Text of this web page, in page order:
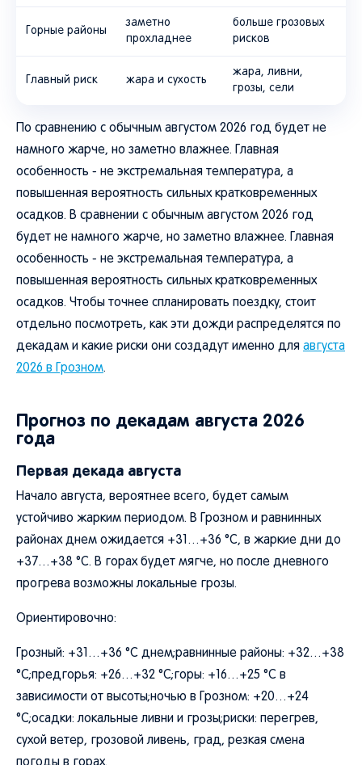
Горные районы
заметно
прохладнее
больше грозовых
рисков
Главный риск жара и сухость
жара, ливни,
грозы, сели
По сравнению с обычным августом 2026 год будет не
намного жарче, но заметно влажнее. Главная
особенность - не экстремальная температура, а
повышенная вероятность сильных кратковременных
осадков. В сравнении с обычным августом 2026 год
будет не намного жарче, но заметно влажнее. Главная
особенность - не экстремальная температура, а
повышенная вероятность сильных кратковременных
осадков. Чтобы точнее спланировать поездку, стоит
отдельно посмотреть, как эти дожди распределятся по
декадам и какие риски они создадут именно для августа
2026 в Грозном.
Прогноз по декадам августа 2026
года
Первая декада августа
Начало августа, вероятнее всего, будет самым
устойчиво жарким периодом. В Грозном и равнинных
районах днем ожидается +31…+36 °C, в жаркие дни до
+37…+38 °C. В горах будет мягче, но после дневного
прогрева возможны локальные грозы.
Ориентировочно:
Грозный: +31…+36 °C днем;равнинные районы: +32…+38
°C;предгорья: +26…+32 °C;горы: +16…+25 °C в
зависимости от высоты;ночью в Грозном: +20…+24
°C;осадки: локальные ливни и грозы;риски: перегрев,
сухой ветер, грозовой ливень, град, резкая смена
погоды в горах.